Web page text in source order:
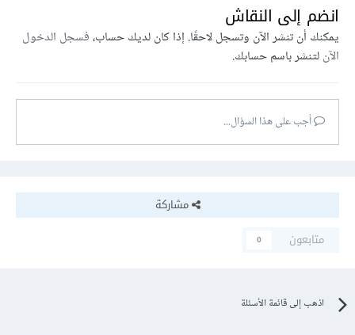
انضم إلى النقاش
يمكنك أن تنشر الآن وتسجل لاحقًا. إذا كان لديك حساب،فسجل الدخول
الآنلتنشر باسم حسابك.
أجب على هذا السؤال...
مشاركة
متابعون
0
اذهب إلى قائمة الأسئلة